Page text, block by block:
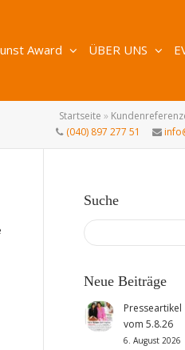
Award ÜBER UNS
Startseite »
(040) 897 277 51
Suche
Neue Beiträge
vom 5.8.26
6. August 2026